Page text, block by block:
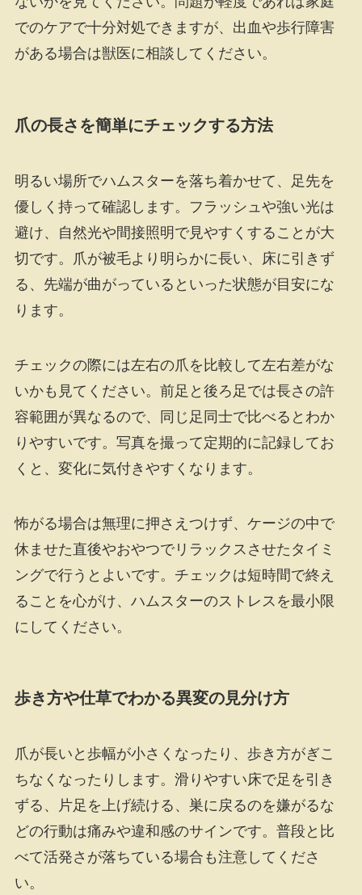
でのケアで十分対処できますが、出血や歩行障害
がある場合は獣医に相談してください。
爪の長さを簡単にチェックする方法
明るい場所でハムスターを落ち着かせて、足先を
優しく持って確認します。フラッシュや強い光は
避け、自然光や間接照明で見やすくすることが大
切です。爪が被毛より明らかに長い、床に引きず
る、先端が曲がっているといった状態が目安にな
ります。
チェックの際には左右の爪を比較して左右差がな
いかも見てください。前足と後ろ足では長さの許
容範囲が異なるので、同じ足同士で比べるとわか
りやすいです。写真を撮って定期的に記録してお
くと、変化に気付きやすくなります。
怖がる場合は無理に押さえつけず、ケージの中で
休ませた直後やおやつでリラックスさせたタイミ
ングで行うとよいです。チェックは短時間で終え
ることを心がけ、ハムスターのストレスを最小限
にしてください。
歩き方や仕草でわかる異変の見分け方
爪が長いと歩幅が小さくなったり、歩き方がぎこ
ちなくなったりします。滑りやすい床で足を引き
ずる、片足を上げ続ける、巣に戻るのを嫌がるな
どの行動は痛みや違和感のサインです。普段と比
べて活発さが落ちている場合も注意してくださ
い。